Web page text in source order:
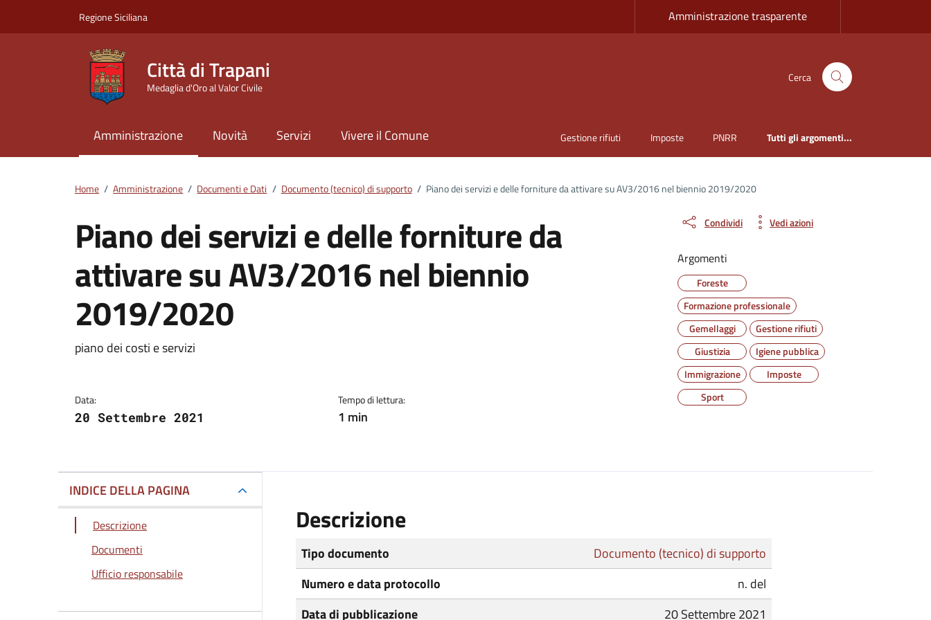
Regione Siciliana Amministrazione trasparente
Città di Trapani
Medaglia d'Oro al Valor Civile
Cerca
Amministrazione Novità Servizi Vivere il Comune Gestione rifiuti Imposte PNRR Tutti gli argomenti...
Home / Amministrazione / Documenti e Dati / Documento (tecnico) di supporto / Piano dei servizi e delle forniture da attivare su AV3/2016 nel biennio 2019/2020
Piano dei servizi e delle forniture da
attivare su AV3/2016 nel biennio
2019/2020
Dettagli del documento
piano dei costi e servizi
Data:
20 Settembre 2021
Tempo di lettura:
1 min
Condividi Vedi azioni
Argomenti
Foreste
Formazione professionale
Gemellaggi
Gestione rifiuti
Giustizia
Igiene pubblica
Immigrazione
Imposte
Sport
INDICE DELLA PAGINA
Descrizione
Documenti
Ufficio responsabile
Descrizione
Tipo documento
Documento (tecnico) di supporto
Numero e data protocollo
n. del
Data di pubblicazione
20 Settembre 2021